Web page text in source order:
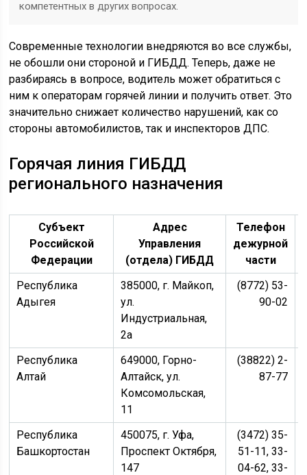
компетентных в других вопросах.
Современные технологии внедряются во все службы,
не обошли они стороной и ГИБДД. Теперь, даже не
разбираясь в вопросе, водитель может обратиться с
ним к операторам горячей линии и получить ответ. Это
значительно снижает количество нарушений, как со
стороны автомобилистов, так и инспекторов ДПС.
Горячая линия ГИБДД
регионального назначения
Субъект
Российской
Федерации
Адрес
Управления
(отдела) ГИБДД
Телефон
дежурной
части
Республика
Адыгея
385000, г. Майкоп,
ул.
Индустриальная,
2а
(8772) 53-
90-02
Республика
Алтай
649000, Горно-
Алтайск, ул.
Комсомольская,
11
(38822) 2-
87-77
Республика
Башкортостан
450075, г. Уфа,
Проспект Октября,
147
(3472) 35-
51-11, 33-
04-62, 33-